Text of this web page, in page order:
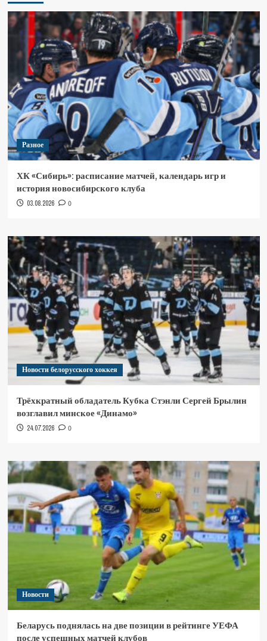
Разное
ХК «Сибирь»: расписание матчей, календарь игр и
история новосибирского клуба
03.08.2026 0
Новости белорусского хоккея
Трёхкратный обладатель Кубка Стэнли Сергей Брылин
возглавил минское «Динамо»
24.07.2026 0
Новости
Беларусь поднялась на две позиции в рейтинге УЕФА
после успешных матчей клубов